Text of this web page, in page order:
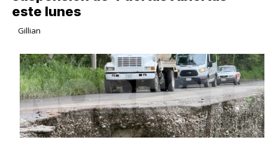
este lunes
Gillian